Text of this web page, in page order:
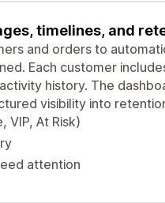
timelines, and
and orders to
Each customer
history. The
visibility into
VIP, At Risk)
attention